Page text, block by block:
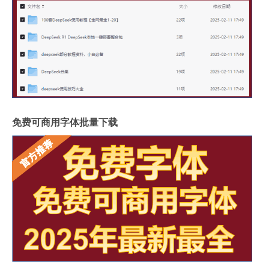
免费可商用字体批量下载